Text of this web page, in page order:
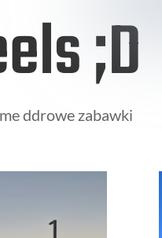
;D
ddrowe zabawki